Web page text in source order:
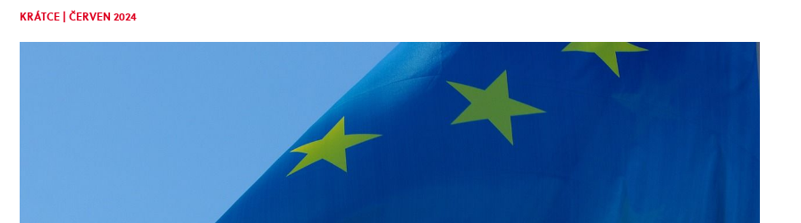
KRÁTCE | ČERVEN 2024